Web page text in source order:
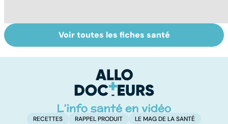
Tout savoir sur
les infections
Inflammation des
amygdales : que
d'angine ?
Voir toutes les fiches santé
RECETTES RAPPEL PRODUIT LE MAG DE LA SANTÉ